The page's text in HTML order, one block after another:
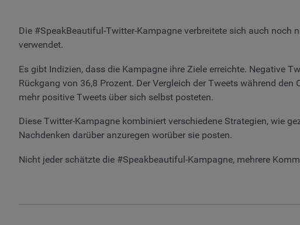
Die #SpeakBeautiful-Twitter-Kampagne verbreitete sich auch noch
verwendet.
Es gibt Indizien, dass die Kampagne ihre Ziele erreichte. Negative
Rückgang von 36,8 Prozent. Der Vergleich der Tweets während
mehr positive Tweets über sich selbst posteten.
Diese Twitter-Kampagne kombiniert verschiedene Strategien, wie
Nachdenken darüber anzuregen worüber sie posten.
Nicht jeder schätzte die #Speakbeautiful-Kampagne, mehrere